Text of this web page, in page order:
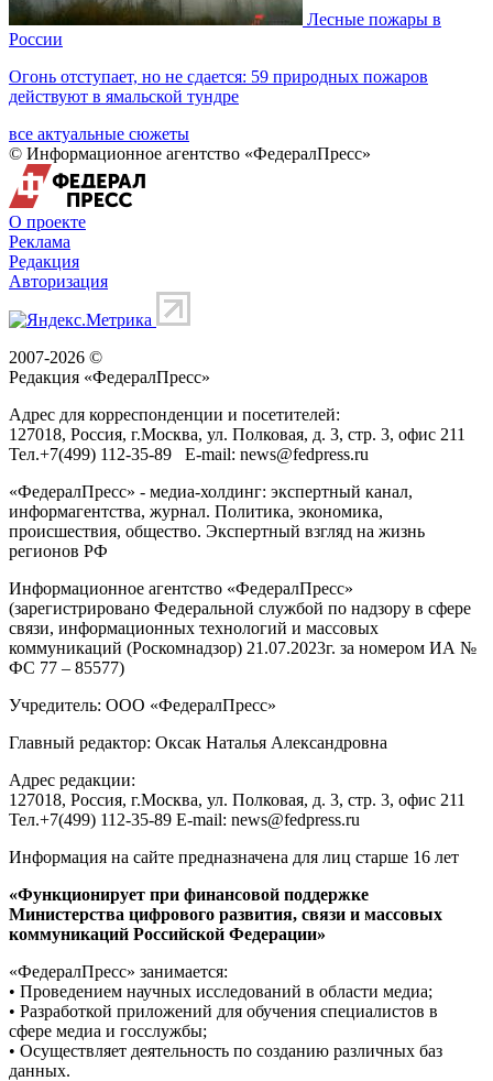
Лесные пожары в
России
Огонь отступает, но не сдается: 59 природных пожаров
действуют в ямальской тундре
все актуальные сюжеты
© Информационное агентство «ФедералПресс»
О проекте
Реклама
Редакция
Авторизация
2007-2026 ©
Редакция «ФедералПресс»
Адрес для корреспонденции и посетителей:
127018, Россия, г.Москва, ул. Полковая, д. 3, стр. 3, офис 211
Тел.+7(499) 112-35-89 E-mail: news@fedpress.ru
«ФедералПресс» - медиа-холдинг: экспертный канал,
информагентства, журнал. Политика, экономика,
происшествия, общество. Экспертный взгляд на жизнь
регионов РФ
Информационное агентство «ФедералПресс»
(зарегистрировано Федеральной службой по надзору в сфере
связи, информационных технологий и массовых
коммуникаций (Роскомнадзор) 21.07.2023г. за номером ИА №
ФС 77 – 85577)
Учредитель: ООО «ФедералПресс»
Главный редактор: Оксак Наталья Александровна
Адрес редакции:
127018, Россия, г.Москва, ул. Полковая, д. 3, стр. 3, офис 211
Тел.+7(499) 112-35-89 E-mail: news@fedpress.ru
Информация на сайте предназначена для лиц старше 16 лет
«Функционирует при финансовой поддержке
Министерства цифрового развития, связи и массовых
коммуникаций Российской Федерации»
«ФедералПресс» занимается:
• Проведением научных исследований в области медиа;
• Разработкой приложений для обучения специалистов в
сфере медиа и госслужбы;
• Осуществляет деятельность по созданию различных баз
данных.